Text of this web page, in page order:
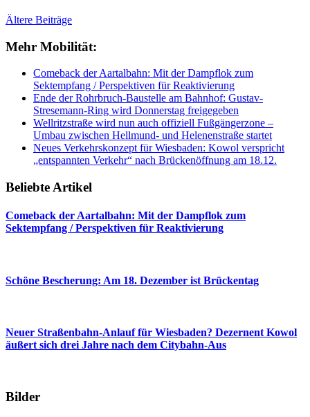
Ältere Beiträge
Mehr Mobilität:
Comeback der Aartalbahn: Mit der Dampflok zum
Sektempfang / Perspektiven für Reaktivierung
Ende der Rohrbruch-Baustelle am Bahnhof: Gustav-
Stresemann-Ring wird Donnerstag freigegeben
Wellritzstraße wird nun auch offiziell Fußgängerzone –
Umbau zwischen Hellmund- und Helenenstraße startet
Neues Verkehrskonzept für Wiesbaden: Kowol verspricht
„entspannten Verkehr“ nach Brückenöffnung am 18.12.
Beliebte Artikel
Comeback der Aartalbahn: Mit der Dampflok zum
Sektempfang / Perspektiven für Reaktivierung
Schöne Bescherung: Am 18. Dezember ist Brückentag
Neuer Straßenbahn-Anlauf für Wiesbaden? Dezernent Kowol
äußert sich drei Jahre nach dem Citybahn-Aus
Bilder